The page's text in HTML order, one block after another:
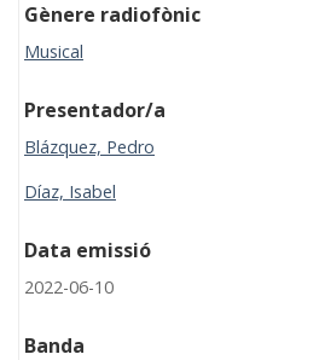
Gènere radiofònic
Musical
Presentador/a
Blázquez, Pedro
Díaz, Isabel
Data emissió
2022-06-10
Banda